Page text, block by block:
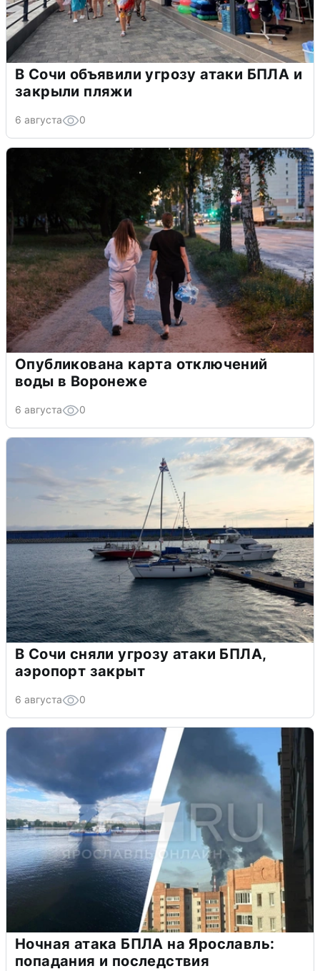
В Сочи объявили угрозу атаки БПЛА и
закрыли пляжи
6 августа 0
Опубликована карта отключений
воды в Воронеже
6 августа 0
В Сочи сняли угрозу атаки БПЛА,
аэропорт закрыт
6 августа 0
Ночная атака БПЛА на Ярославль:
попадания и последствия